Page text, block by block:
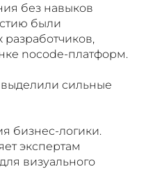
без навыков
были
nocode-платформ.
сильные
бизнес-логики.
экспертам
визуального